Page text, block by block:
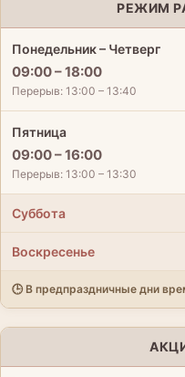
РЕЖИМ
Понедельник – Четверг
09:00 – 18:00
Перерыв: 13:00 – 13:40
Пятница
09:00 – 16:00
Перерыв: 13:00 – 13:30
Суббота
Воскресенье
🕒 В предпраздничные дни